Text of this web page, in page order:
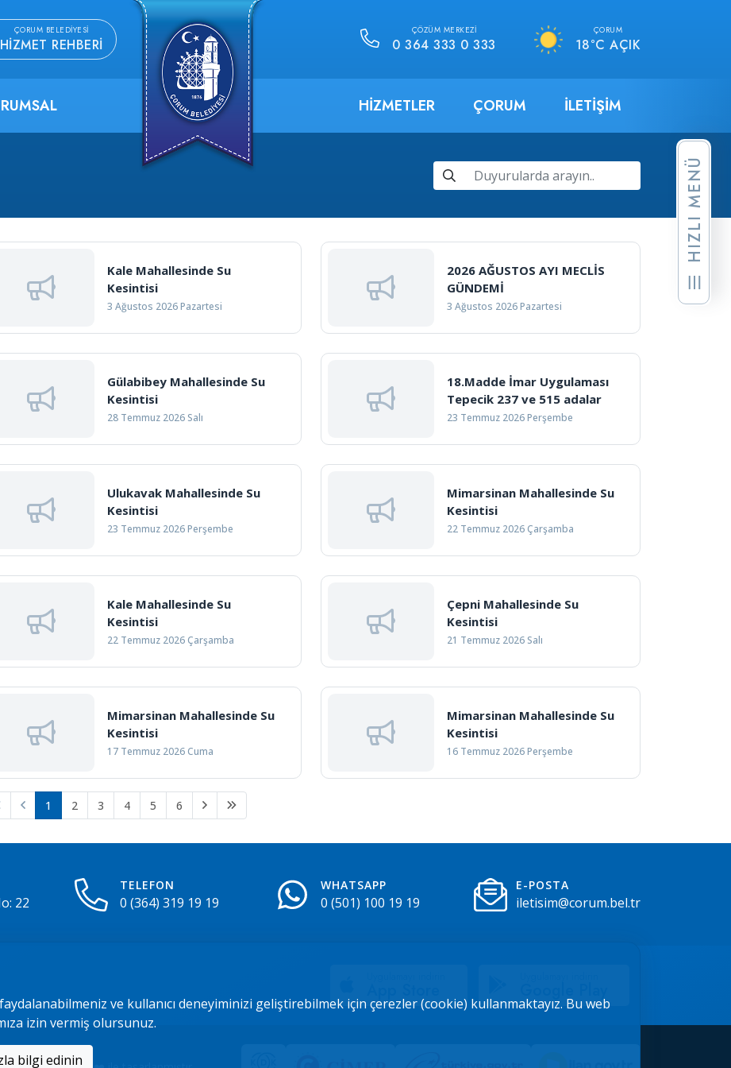
ÇORUM BELEDIYESI
HIZMET REHBERI
ÇÖZÜM MERKEZI
0 364 333 0 333
ÇORUM
18°C AÇIK
HIZMETLER ÇORUM İLETIŞIM
Kale Mahallesinde Su
Kesintisi
3 Ağustos 2026 Pazartesi
2026 AĞUSTOS AYI MECLİS
GÜNDEMİ
3 Ağustos 2026 Pazartesi
Gülabibey Mahallesinde Su
Kesintisi
28 Temmuz 2026 Salı
18.Madde İmar Uygulaması
Tepecik 237 ve 515 adalar
23 Temmuz 2026 Perşembe
Ulukavak Mahallesinde Su
Kesintisi
23 Temmuz 2026 Perşembe
Mimarsinan Mahallesinde Su
Kesintisi
22 Temmuz 2026 Çarşamba
Kale Mahallesinde Su
Kesintisi
22 Temmuz 2026 Çarşamba
Çepni Mahallesinde Su
Kesintisi
21 Temmuz 2026 Salı
Mimarsinan Mahallesinde Su
Kesintisi
17 Temmuz 2026 Cuma
Mimarsinan Mahallesinde Su
Kesintisi
16 Temmuz 2026 Perşembe
1 2 3 4 5 6
22
TELEFON
0 (364) 319 19 19
WHATSAPP
0 (501) 100 19 19
E-POSTA
iletisim@corum.bel.tr
HIZLI MENÜ
ve kullanıcı deneyiminizi geliştirebilmek için çerezler (cookie) kullanmaktayız. Bu web
izin vermiş olursunuz.
Daha fazla bilgi edinin